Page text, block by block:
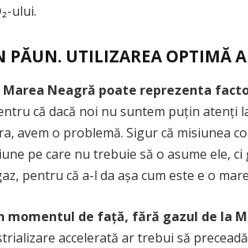
ului.
PĂUN. UTILIZAREA OPTIMĂ
Marea Neagră poate reprezenta
că dacă noi nu suntem puțin atenți
avem o problemă. Sigur că misiunea
pe care nu trebuie să o asume ele,
pentru că a-l da așa cum este e o
momentul de față, fără gazul de la
accelerată ar trebui să